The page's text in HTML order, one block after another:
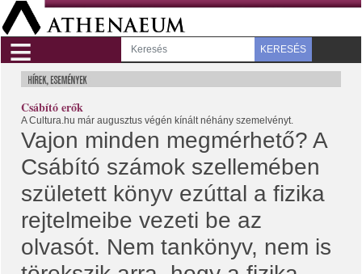
≡ KERESÉS
Csábító erők
A Cultura.hu már augusztus végén kínált néhány szemelvényt.
Vajon minden megmérhető? A
Csábító számok szellemében
született könyv ezúttal a fizika
rejtelmeibe vezeti be az
olvasót. Nem tankönyv, nem is